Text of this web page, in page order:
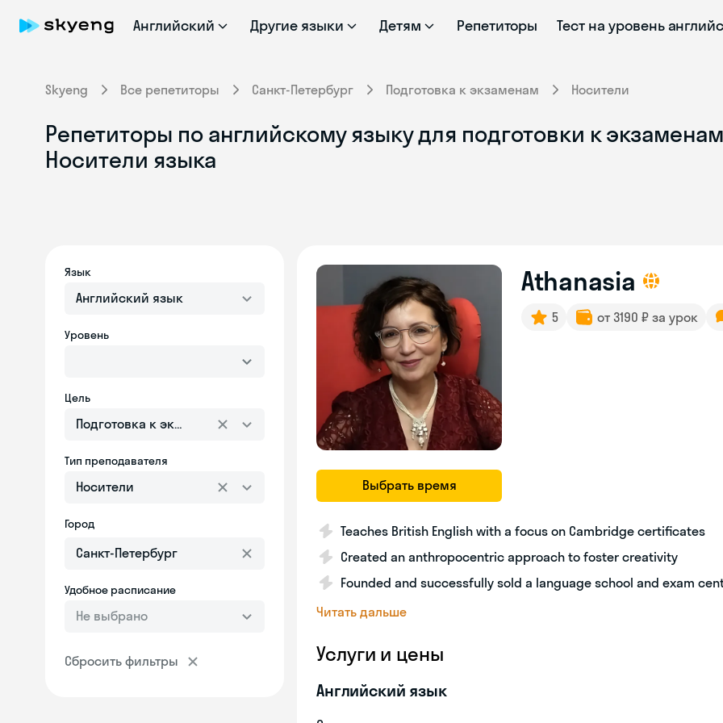
Английский Другие языки Детям Репетиторы Тест на уровень
Skyeng Все репетиторы Санкт-Петербург Подготовка к экзаменам Носители
Репетиторы по английскому языку для подготовки к
Носители языка
Язык
Английский язык
Уровень
Цель
Подготовка к экзаменам
Тип преподавателя
Носители
Город
Удобное расписание
Не выбрано
Сбросить фильтры
Выбрать время
Athanasia
5 от 3190 ₽ за урок
Teaches British English with a focus on Cambridge certificates
Created an anthropocentric approach to foster creativity
Founded and successfully sold a language school and exam
Читать дальше
Услуги и цены
Английский язык